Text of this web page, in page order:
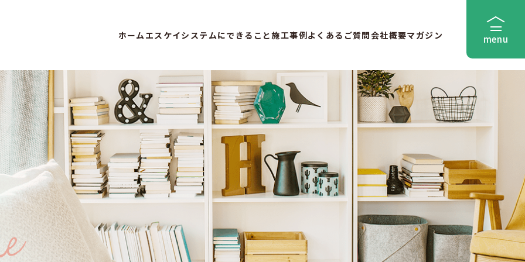
ホーム エスケイシステムにできること施工事例よくあるご質問会社概要マガジン menu